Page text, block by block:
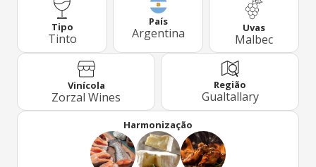
Tipo
Tinto
País
Argentina Uvas
Malbec
Vinícola
Zorzal Wines
Região
Gualtallary
Harmonização